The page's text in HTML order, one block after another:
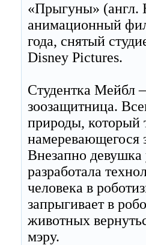
«Прыгуны» (англ.
анимационный
года, снятый
Disney Pictures.
Студентка Мейбл
зоозащитница.
природы, который
намеревающегося
Внезапно девушка
разработала
человека в
запрыгивает в
животных
мэру.